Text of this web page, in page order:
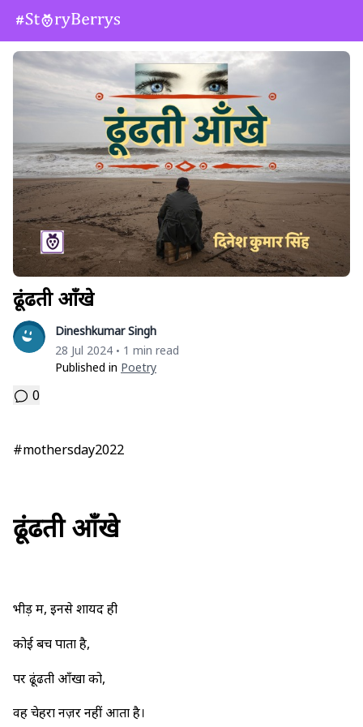
ढूंढती आँखे
Dineshkumar Singh
28 Jul 2024 • 1 min read
Published in Poetry
0
#mothersday2022
ढूंढती आँखे
भीड़ में, इनसे शायद ही
कोई बच पाता है,
पर ढूंढती आँखों को,
वह चेहरा नज़र नहीं आता है।